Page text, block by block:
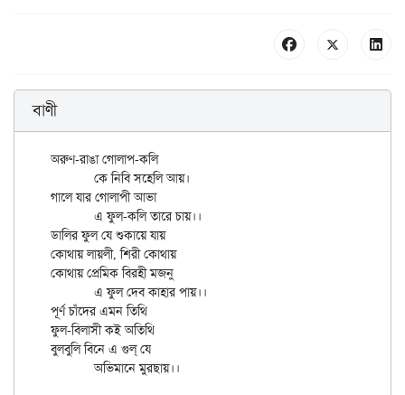
বাণী
অরুণ-রাঙা গোলাপ-কলি
গালে যার গোলাপী আভা
ডালির ফুল যে শুকায়ে যায়
কোথায় লায়লী, শিরী কোথায়
কোথায় প্রেমিক বিরহী মজনু
পূর্ণ চাঁদের এমন তিথি
ফুল-বিলাসী কই অতিথি
বুলবুলি বিনে এ গুল্‌ যে